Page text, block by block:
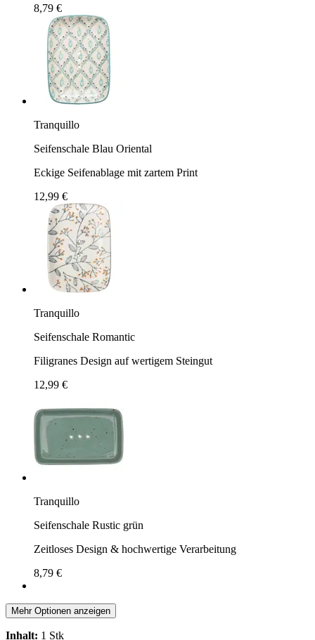
8,79 €
Tranquillo
Seifenschale Blau Oriental
Eckige Seifenablage mit zartem Print
12,99 €
Tranquillo
Seifenschale Romantic
Filigranes Design auf wertigem Steingut
12,99 €
Tranquillo
Seifenschale Rustic grün
Zeitloses Design & hochwertige Verarbeitung
8,79 €
Mehr Optionen anzeigen
Inhalt: 1 Stk